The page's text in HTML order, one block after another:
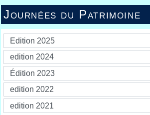
Journées du Patrimoine